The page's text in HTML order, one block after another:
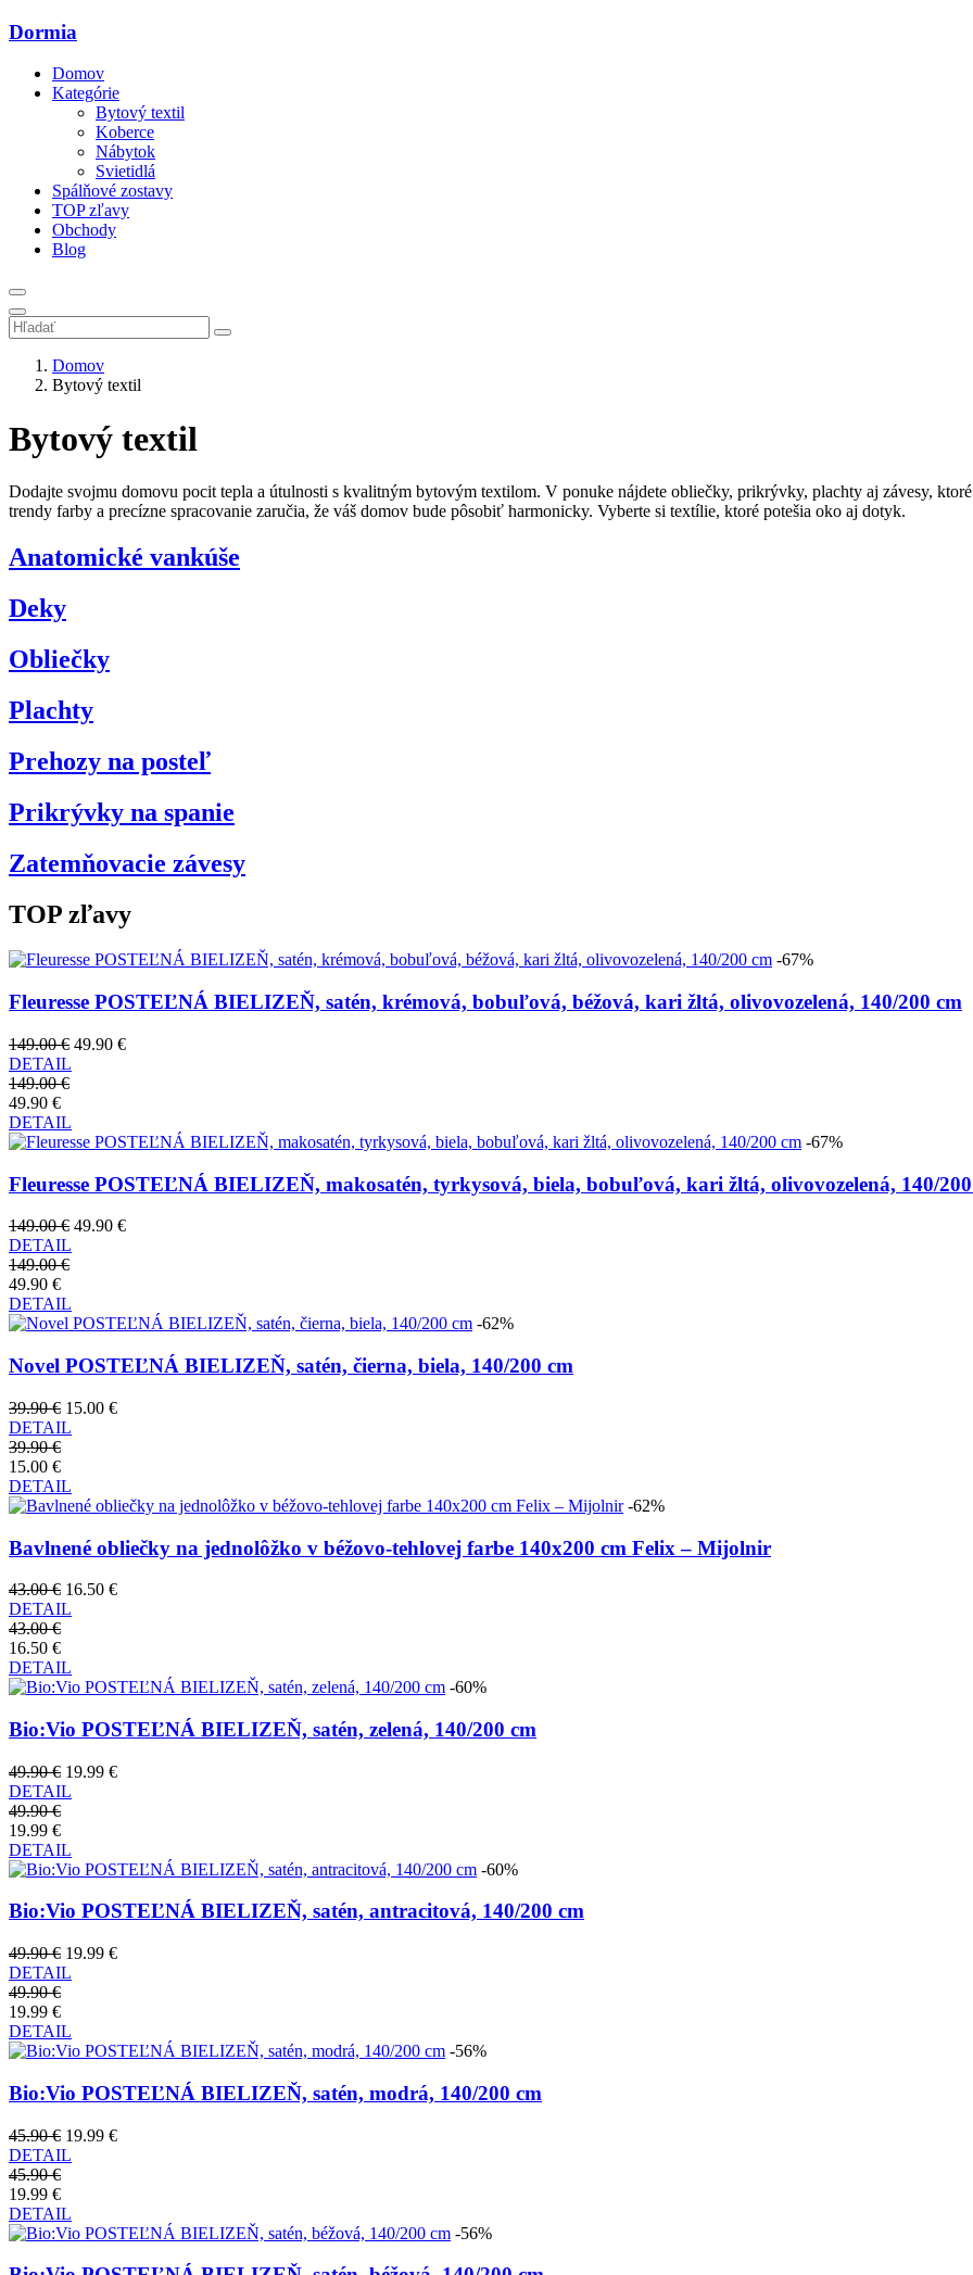
Dormia
Domov
Kategórie
Bytový textil
Koberce
Nábytok
Svietidlá
Spálňové zostavy
TOP zľavy
Obchody
Blog
Domov
Bytový textil
Bytový textil
Dodajte svojmu domovu pocit tepla a útulnosti s kvalitným bytovým textilom. V ponuke nájdete obliečky, prikrývky, plachty aj závesy,
trendy farby a precízne spracovanie zaručia, že váš domov bude pôsobiť harmonicky. Vyberte si textílie, ktoré potešia oko aj dotyk.
Anatomické vankúše
Deky
Obliečky
Plachty
Prehozy na posteľ
Prikrývky na spanie
Zatemňovacie závesy
TOP zľavy
-67%
Fleuresse POSTEĽNÁ BIELIZEŇ, satén, krémová, bobuľová, béžová, kari žltá, olivovozelená, 140/200 cm
149.00 € 49.90 €
DETAIL
149.00 €
49.90 €
DETAIL
-67%
Fleuresse POSTEĽNÁ BIELIZEŇ, makosatén, tyrkysová, biela, bobuľová, kari žltá, olivovozelená, 140/
149.00 € 49.90 €
DETAIL
149.00 €
49.90 €
DETAIL
-62%
Novel POSTEĽNÁ BIELIZEŇ, satén, čierna, biela, 140/200 cm
39.90 € 15.00 €
DETAIL
39.90 €
15.00 €
DETAIL
-62%
Bavlnené obliečky na jednolôžko v béžovo-tehlovej farbe 140x200 cm Felix – Mijolnir
43.00 € 16.50 €
DETAIL
43.00 €
16.50 €
DETAIL
-60%
Bio:Vio POSTEĽNÁ BIELIZEŇ, satén, zelená, 140/200 cm
49.90 € 19.99 €
DETAIL
49.90 €
19.99 €
DETAIL
-60%
Bio:Vio POSTEĽNÁ BIELIZEŇ, satén, antracitová, 140/200 cm
49.90 € 19.99 €
DETAIL
49.90 €
19.99 €
DETAIL
-56%
Bio:Vio POSTEĽNÁ BIELIZEŇ, satén, modrá, 140/200 cm
45.90 € 19.99 €
DETAIL
45.90 €
19.99 €
DETAIL
-56%